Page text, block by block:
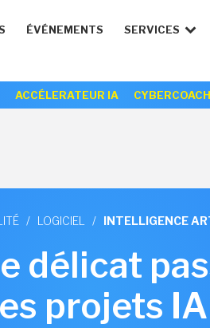
ÉVÉNEMENTS SERVICES
ACCÉLERATEUR IA CYBERCOACH
/ LOGICIEL / INTELLIGENCE
délicat
projets IA